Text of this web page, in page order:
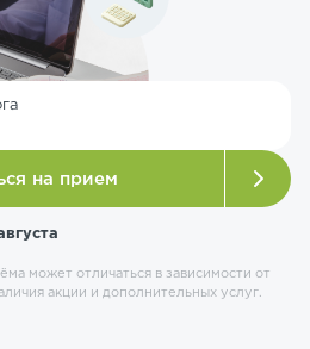
на прием
может отличаться в зависимости от
акции и дополнительных услуг.